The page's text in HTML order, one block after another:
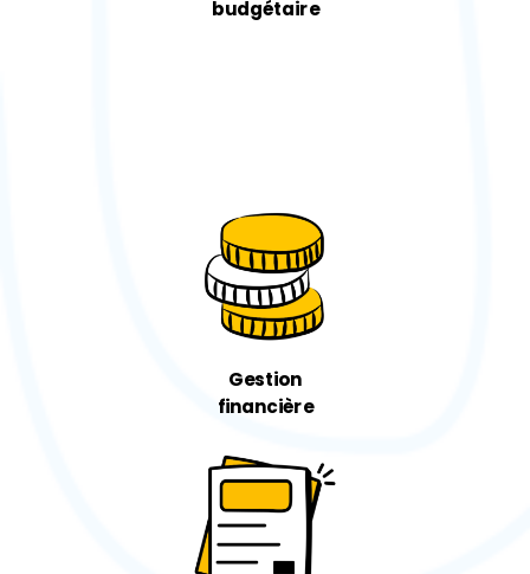
budgétaire
Gestion
financière